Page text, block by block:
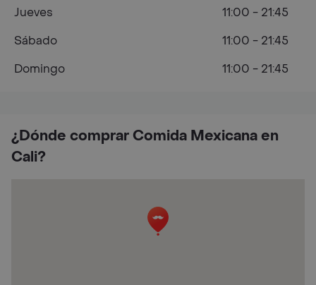
¿Dónde comprar Comida Mexicana en
Cali?
Jueves
11:00 - 21:45
Sábado
11:00 - 21:45
Domingo
11:00 - 21:45